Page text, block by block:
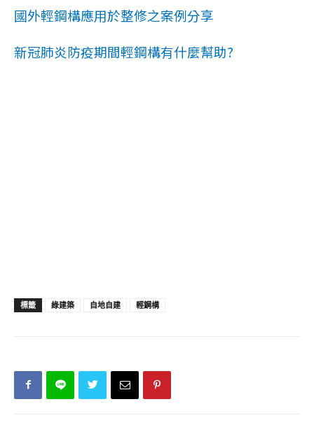
國外輕鋼構應用於整修之案例分享
新冠肺炎防疫期間輕鋼構有什麼幫助?
標籤 綠建築 自地自建 輕鋼構